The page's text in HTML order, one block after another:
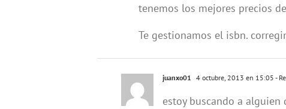
tenemos los mejores precios
Te gestionamos el isbn.
juanxo01 4 octubre, 2013 en 15:05 -
estoy buscando a